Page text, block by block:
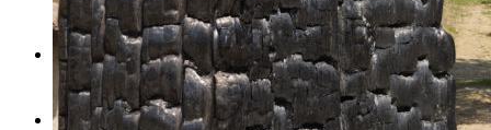
Contacto
Buscar